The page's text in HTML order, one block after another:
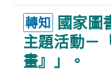
轉知 國家圖
主題活動－
畫』」。